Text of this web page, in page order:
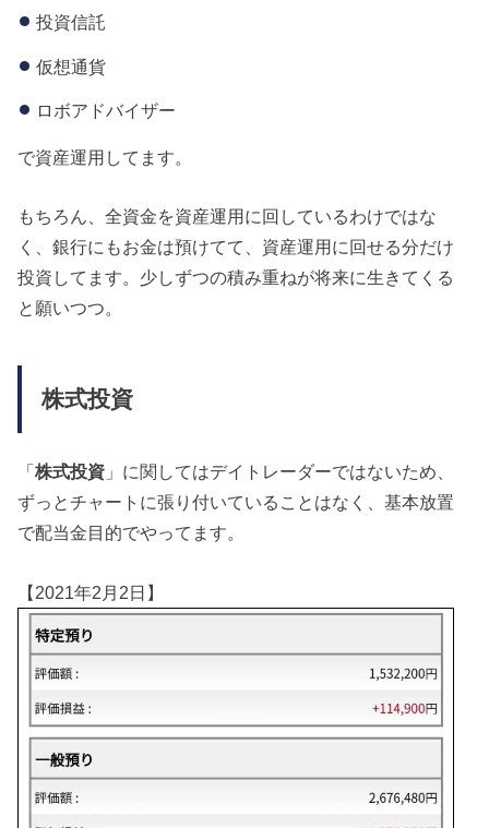
投資信託
仮想通貨
ロボアドバイザー
で資産運用してます。
もちろん、全資金を資産運用に回しているわけではな
く、銀行にもお金は預けてて、資産運用に回せる分だけ
投資してます。少しずつの積み重ねが将来に生きてくる
と願いつつ。
株式投資
「株式投資 」に関してはデイトレーダーではないため、
ずっとチャートに張り付いていることはなく、基本放置
で配当金目的でやってます。
【2021年2月2日】